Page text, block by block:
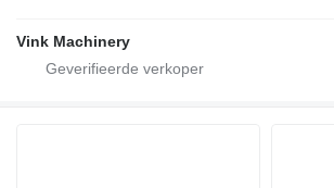
Vink Machinery